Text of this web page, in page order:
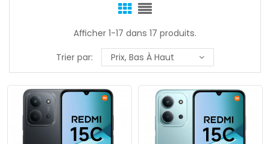
Afficher 1-17 dans 17 produits.
Trier par:
Prix, Bas À Haut